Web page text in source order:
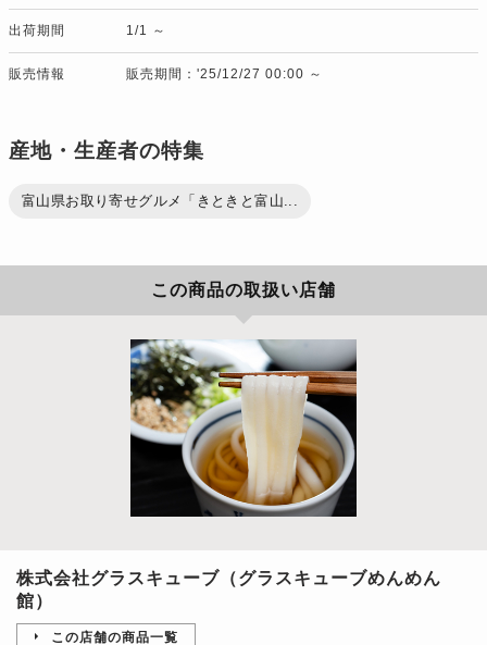
出荷期間 1/1 ～
販売情報 販売期間：'25/12/27 00:00 ～
産地・生産者の特集
富山県お取り寄せグルメ「きときと富山...
この商品の取扱い店舗
株式会社グラスキューブ（グラスキューブめんめん
館）
この店舗の商品一覧